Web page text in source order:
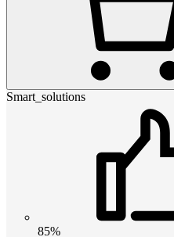
Smart_solutions
85%